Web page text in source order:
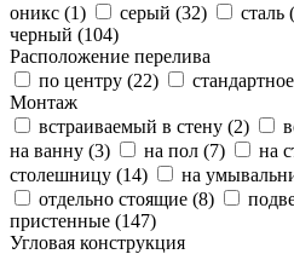
оникс (1) серый (32) сталь (
черный (104)
Расположение перелива
по центру (22)
Монтаж
встраиваемый в стену (2)
на ванну (3) на пол (7) на
столешницу (14) на
отдельно стоящие (8)
пристенные (147)
Угловая конструкция